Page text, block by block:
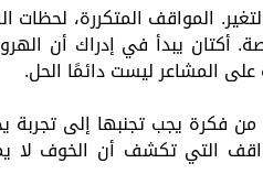
المواقف المتكررة، لحظات
أكتان يبدأ في إدراك أن
المشاعر ليست دائمًا الحل.
فكرة يجب تجنبها إلى تجربة
التي تكشف أن الخوف لا